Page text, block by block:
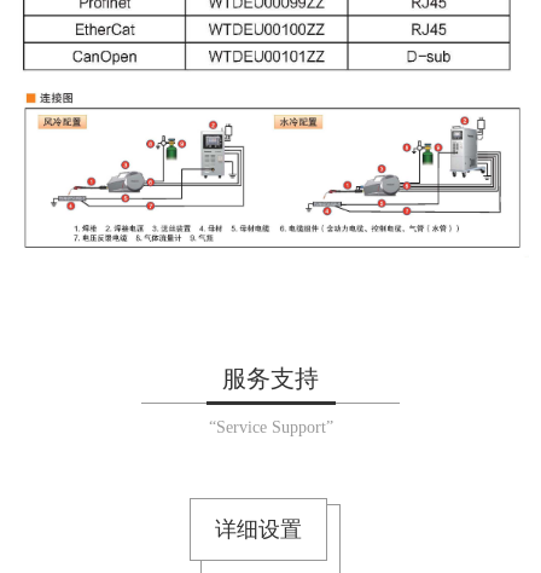
服务支持
“Service Support”
详细设置